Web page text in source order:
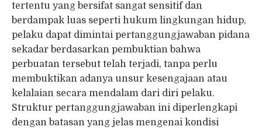
tertentu yang bersifat sangat sensitif dan
berdampak luas seperti hukum lingkungan hidup,
pelaku dapat dimintai pertanggungjawaban pidana
sekadar berdasarkan pembuktian bahwa
perbuatan tersebut telah terjadi, tanpa perlu
membuktikan adanya unsur kesengajaan atau
kelalaian secara mendalam dari diri pelaku.
Struktur pertanggungjawaban ini diperlengkapi
dengan batasan yang jelas mengenai kondisi